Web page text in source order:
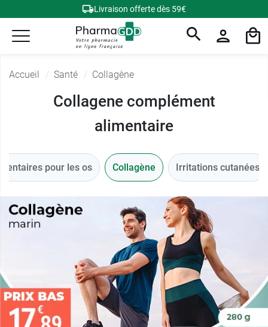
Livraison offerte dès 59€
Accueil Santé Collagène
Collagene complément
alimentaire
pour les os Collagène Irritations cutanées